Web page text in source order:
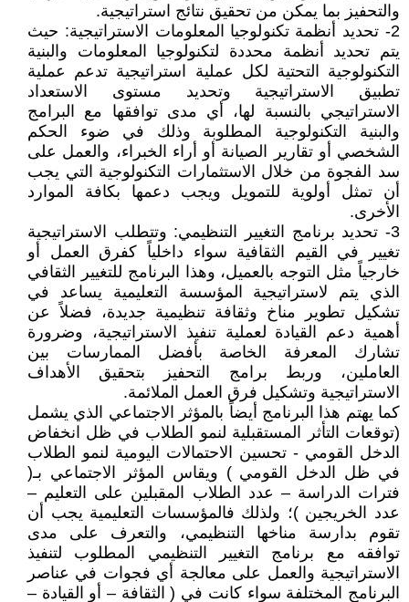
والتحفيز بما يمكن من تحقيق نتائج استراتيجية.
2- تحديد أنظمة تكنولوجيا المعلومات الاستراتيجية: حيث
يتم تحديد أنظمة محددة لتكنولوجيا المعلومات والبنية
التكنولوجية التحتية لكل عملية استراتيجية تدعم عملية
تطبيق الاستراتيجية وتحديد مستوى الاستعداد
الاستراتيجي بالنسبة لها، أي مدى توافقها مع البرامج
والبنية التكنولوجية المطلوبة وذلك في ضوء الحكم
الشخصي أو تقارير الصيانة أو أراء الخبراء، والعمل على
سد الفجوة من خلال الاستثمارات التكنولوجية التي يجب
أن تمثل أولوية للتمويل ويجب دعمها بكافة الموارد
الأخرى.
3- تحديد برنامج التغيير التنظيمي: وتتطلب الاستراتيجية
تغيير في القيم الثقافية سواء داخلياً كفرق العمل أو
خارجياً مثل التوجه بالعميل، وهذا البرنامج للتغيير الثقافي
الذي يتم لاستراتيجية المؤسسة التعليمية يساعد في
تشكيل تطوير مناخ وثقافة تنظيمية جديدة، فضلاً عن
أهمية دعم القيادة لعملية تنفيذ الاستراتيجية، وضرورة
تشارك المعرفة الخاصة بأفضل الممارسات بين
العاملين، وربط برامج التحفيز بتحقيق الأهداف
الاستراتيجية وتشكيل فرق العمل الملائمة.
كما يهتم هذا البرنامج أيضاً بالمؤثر الاجتماعي الذي يشمل
(توقعات التأثر المستقبلية لنمو الطلاب في ظل انخفاض
الدخل القومي - تحسين الاحتمالات اليومية لنمو الطلاب
في ظل الدخل القومي ) ويقاس المؤثر الاجتماعي بـ(
فترات الدراسة – عدد الطلاب المقبلين على التعليم –
عدد الخريجين )؛ ولذلك فالمؤسسات التعليمية يجب أن
تقوم بدارسة مناخها التنظيمي، والتعرف على مدى
توافقه مع برنامج التغيير التنظيمي المطلوب لتنفيذ
الاستراتيجية والعمل على معالجة أي فجوات في عناصر
البرنامج المختلفة سواء كانت في ( الثقافة – أو القيادة –